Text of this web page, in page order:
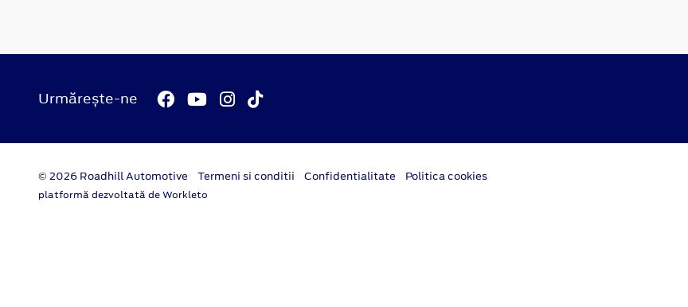
Urmărește-ne
© 2026 Roadhill Automotive Termeni si conditii Confidentialitate Politica cookies
platformă dezvoltată de Workleto